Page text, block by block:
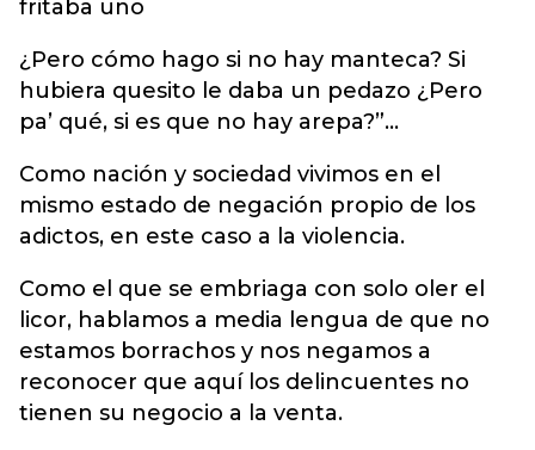
fritaba uno
¿Pero cómo hago si no hay manteca? Si
hubiera quesito le daba un pedazo ¿Pero
pa’ qué, si es que no hay arepa?”...
Como nación y sociedad vivimos en el
mismo estado de negación propio de los
adictos, en este caso a la violencia.
Como el que se embriaga con solo oler el
licor, hablamos a media lengua de que no
estamos borrachos y nos negamos a
reconocer que aquí los delincuentes no
tienen su negocio a la venta.